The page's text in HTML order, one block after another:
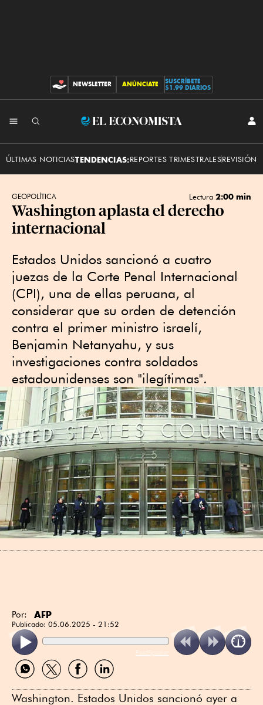
CONTRIBUCIONES
NEWSLETTER ANÚNCIATE
SUSCRÍBETE
$1.99 DIARIOS
El
ÚLTIMAS NOTICIASTENDENCIAS:REPORTES TRIMESTRALESREVISIÓN
GEOPOLÍTICA Lectura 2:00 min
Washington aplasta el derecho
internacional
Estados Unidos sancionó a cuatro
juezas de la Corte Penal Internacional
(CPI), una de ellas peruana, al
considerar que su orden de detención
contra el primer ministro israelí,
Benjamin Netanyahu, y sus
investigaciones contra soldados
estadounidenses son "ilegítimas".
Por: AFP
Publicado: 05.06.2025 - 21:52
ReadSpeaker
Compartir
por
Compartir
por
Compartir
por
Compartir
por
Washington. Estados Unidos sancionó ayer a